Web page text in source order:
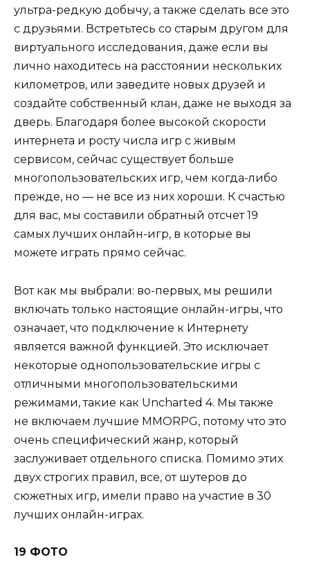
ультра-редкую добычу, а также сделать все это
с друзьями. Встретьтесь со старым другом для
виртуального исследования, даже если вы
лично находитесь на расстоянии нескольких
километров, или заведите новых друзей и
создайте собственный клан, даже не выходя за
дверь. Благодаря более высокой скорости
интернета и росту числа игр с живым
сервисом, сейчас существует больше
многопользовательских игр, чем когда-либо
прежде, но — не все из них хороши. К счастью
для вас, мы составили обратный отсчет 19
самых лучших онлайн-игр, в которые вы
можете играть прямо сейчас.
Вот как мы выбрали: во-первых, мы решили
включать только настоящие онлайн-игры, что
означает, что подключение к Интернету
является важной функцией. Это исключает
некоторые однопользовательские игры с
отличными многопользовательскими
режимами, такие как Uncharted 4. Мы также
не включаем лучшие MMORPG, потому что это
очень специфический жанр, который
заслуживает отдельного списка. Помимо этих
двух строгих правил, все, от шутеров до
сюжетных игр, имели право на участие в 30
лучших онлайн-играх.
19 ФОТО